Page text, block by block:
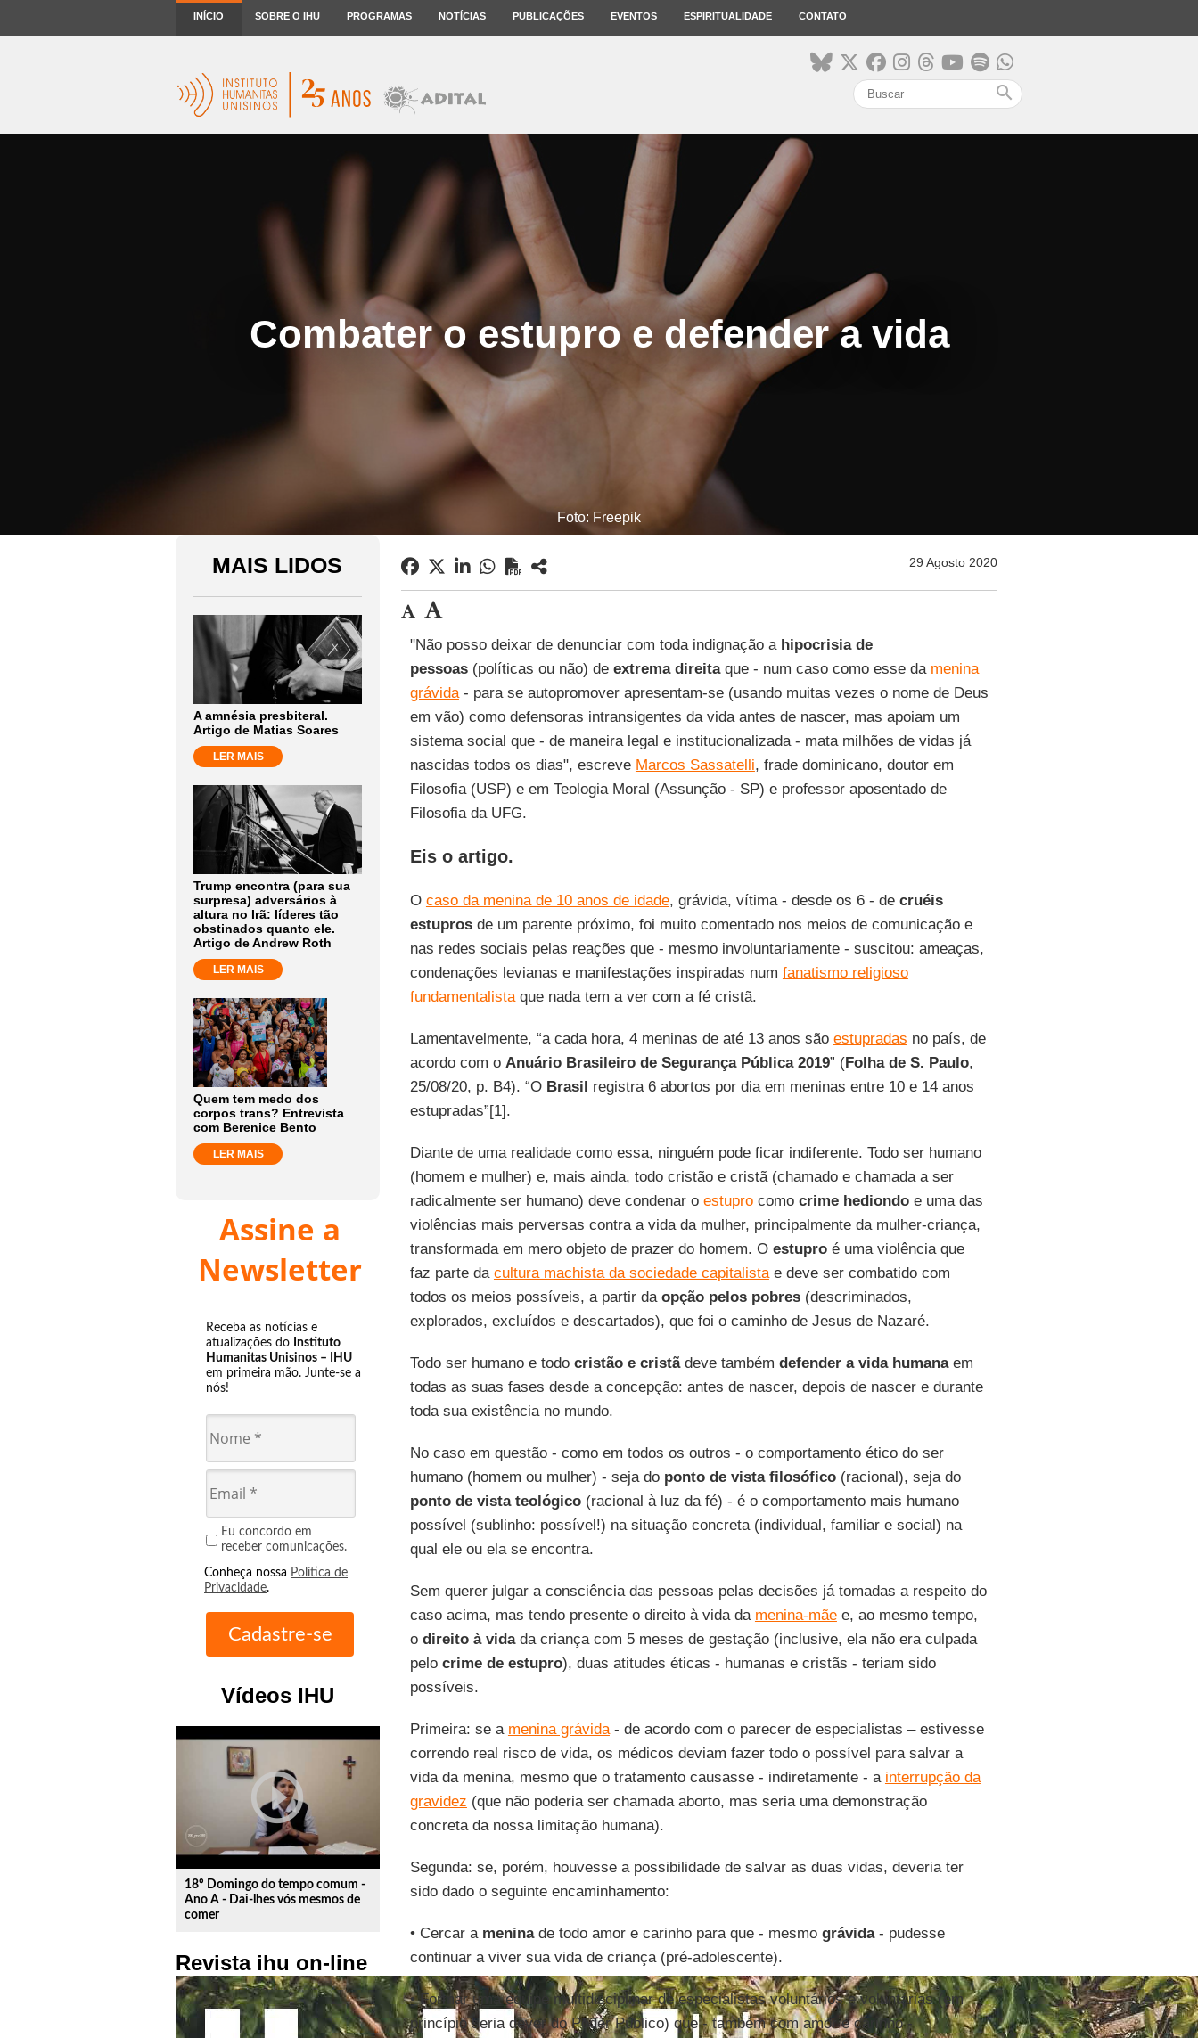
INÍCIO SOBRE O IHU PROGRAMAS NOTÍCIAS PUBLICAÇÕES EVENTOS ESPIRITUALIDADE CONTATO
search
Combater o estupro e defender a vida
Foto: Freepik
MAIS LIDOS
A amnésia presbiteral.
Artigo de Matias Soares
LER MAIS
Trump encontra (para sua
surpresa) adversários à
altura no Irã: líderes tão
obstinados quanto ele.
Artigo de Andrew Roth
LER MAIS
Quem tem medo dos
corpos trans? Entrevista
com Berenice Bento
LER MAIS
Assine a
Newsletter
Receba as notícias e
atualizações do Instituto
Humanitas Unisinos – IHU
em primeira mão. Junte-se a
nós!
Eu concordo em
receber comunicações.
Conheça nossa Política de
Privacidade.
Vídeos IHU
play_circle_outline
18º Domingo do tempo comum -
Ano A - Dai-lhes vós mesmos de
comer
Revista ihu on-line
29 Agosto 2020
"Não posso deixar de denunciar com toda indignação a hipocrisia de
pessoas(políticas ou não) de extrema direitaque - num caso como esse da menina
grávida- para se autopromover apresentam-se (usando muitas vezes o nome de Deus
em vão) como defensoras intransigentes da vida antes de nascer, mas apoiam um
sistema social que - de maneira legal e institucionalizada - mata milhões de vidas já
nascidas todos os dias", escreve Marcos Sassatelli, frade dominicano, doutor em
Filosofia (USP) e em Teologia Moral (Assunção - SP) e professor aposentado de
Filosofia da UFG.
Eis o artigo.
O caso da menina de 10 anos de idade, grávida, vítima - desde os 6 - de cruéis
estuprosde um parente próximo, foi muito comentado nos meios de comunicação e
nas redes sociais pelas reações que - mesmo involuntariamente - suscitou: ameaças,
condenações levianas e manifestações inspiradas num fanatismo religioso
fundamentalistaque nada tem a ver com a fé cristã.
Lamentavelmente, “a cada hora, 4 meninas de até 13 anos são estupradas no país, de
acordo com o Anuário Brasileiro de Segurança Pública 2019” (Folha de S. Paulo,
25/08/20, p. B4). “O Brasil registra 6 abortos por dia em meninas entre 10 e 14 anos
estupradas”[1].
Diante de uma realidade como essa, ninguém pode ficar indiferente. Todo ser humano
(homem e mulher) e, mais ainda, todo cristão e cristã (chamado e chamada a ser
radicalmente ser humano) deve condenar o estuprocomo crime hediondoe uma das
violências mais perversas contra a vida da mulher, principalmente da mulher-criança,
transformada em mero objeto de prazer do homem. O estuproé uma violência que
faz parte da cultura machista da sociedade capitalistae deve ser combatido com
todos os meios possíveis, a partir da opção pelos pobres(descriminados,
explorados, excluídos e descartados), que foi o caminho de Jesus de Nazaré.
Todo ser humano e todocristão e cristãdeve também defender a vida humanaem
todas as suas fases desde a concepção: antes de nascer, depois de nascer e durante
toda sua existência no mundo.
No caso em questão - como em todos os outros - o comportamento ético do ser
humano (homem ou mulher) - seja do ponto de vista filosófico(racional), seja do
ponto de vista teológico(racional à luz da fé) - é o comportamento mais humano
possível (sublinho: possível!) na situação concreta (individual, familiar e social) na
qual ele ou ela se encontra.
Sem querer julgar a consciência das pessoas pelas decisões já tomadas a respeito do
caso acima, mas tendo presente o direito à vida da menina-mãee, ao mesmo tempo,
o direito à vidada criança com 5 meses de gestação (inclusive, ela não era culpada
pelocrime de estupro), duas atitudes éticas - humanas e cristãs - teriam sido
possíveis.
Primeira: se a menina grávida- de acordo com o parecer de especialistas – estivesse
correndo real risco de vida, os médicos deviam fazer todo o possível para salvar a
vida da menina, mesmo que o tratamento causasse - indiretamente - a interrupção da
gravidez (que não poderia ser chamada aborto, mas seria uma demonstração
concreta da nossa limitação humana).
Segunda: se, porém, houvesse a possibilidade de salvar as duas vidas, deveria ter
sido dado o seguinte encaminhamento:
• Cercar a meninade todo amor e carinho para que - mesmo grávida- pudesse
continuar a viver sua vida de criança (pré-adolescente).
• Formar uma equipe multidisciplinar de especialistas voluntários e voluntárias (em
princípio seria dever do Poder Público) que - também com amor e carinho -